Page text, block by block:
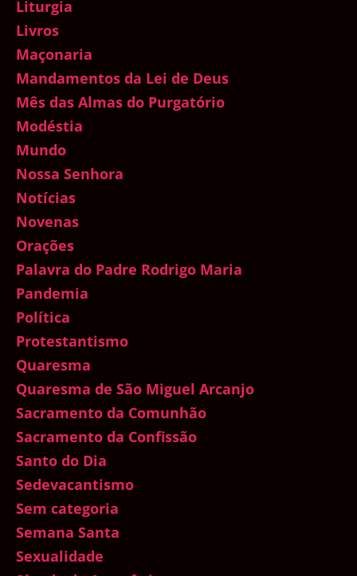
Liturgia
Livros
Maçonaria
Mandamentos da Lei de Deus
Mês das Almas do Purgatório
Modéstia
Mundo
Nossa Senhora
Notícias
Novenas
Orações
Palavra do Padre Rodrigo Maria
Pandemia
Política
Protestantismo
Quaresma
Quaresma de São Miguel Arcanjo
Sacramento da Comunhão
Sacramento da Confissão
Santo do Dia
Sedevacantismo
Sem categoria
Semana Santa
Sexualidade